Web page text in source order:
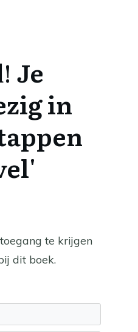
Je
in
te krijgen
dit boek.